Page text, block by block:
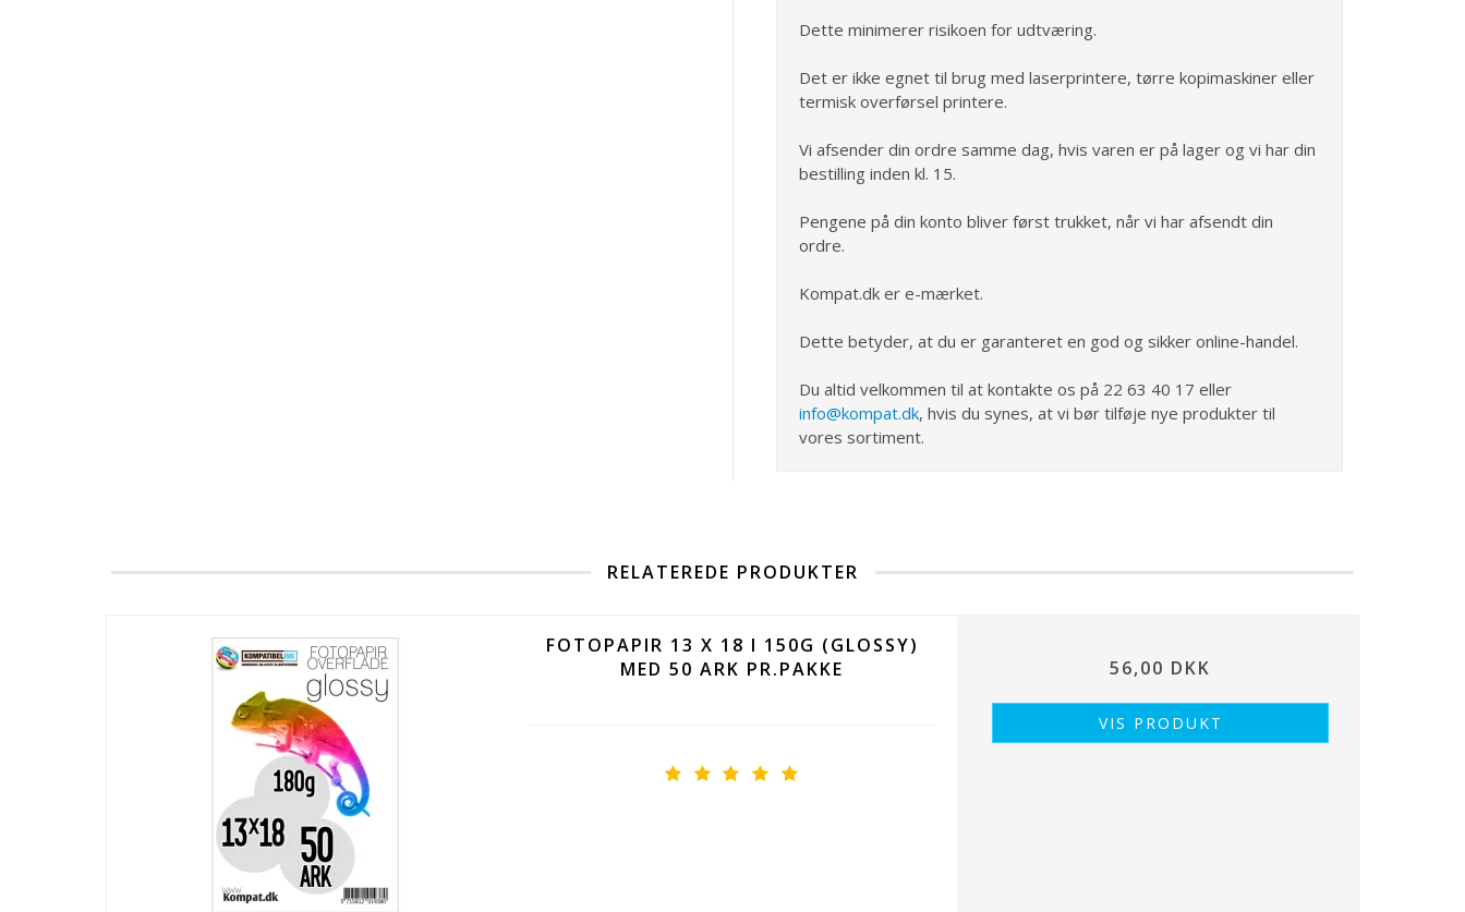
Dette minimerer risikoen for udtværing.
Det er ikke egnet til brug med laserprintere, tørre kopimaskiner eller
termisk overførsel printere.
Vi afsender din ordre samme dag, hvis varen er på lager og vi har din
bestilling inden kl. 15.
Pengene på din konto bliver først trukket, når vi har afsendt din
ordre.
Kompat.dk er e-mærket.
Dette betyder, at du er garanteret en god og sikker online-handel.
Du altid velkommen til at kontakte os på 22 63 40 17 eller
info@kompat.dk, hvis du synes, at vi bør tilføje nye produkter til
vores sortiment.
RELATEREDE PRODUKTER
FOTOPAPIR 13 X 18 I 150G (GLOSSY)
MED 50 ARK PR.PAKKE
56,00 DKK
VIS PRODUKT